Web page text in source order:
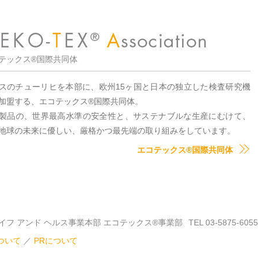
ックス®国際共同体
のチューリヒを本部に、欧州15ヶ国と日本の独立した検査研究機
盟する、エコテックス®国際共同体。
品の、世界最高水準の安全性と、サステナブルな生産にむけて、
球の未来に優しい、厳格かつ最先端の取り組みをしています。
エコテックス®国際共同体
フ アンド ヘルス事業本部 エコテックス®事業部
TEL 03-5875-6055
いて ／ PRについて